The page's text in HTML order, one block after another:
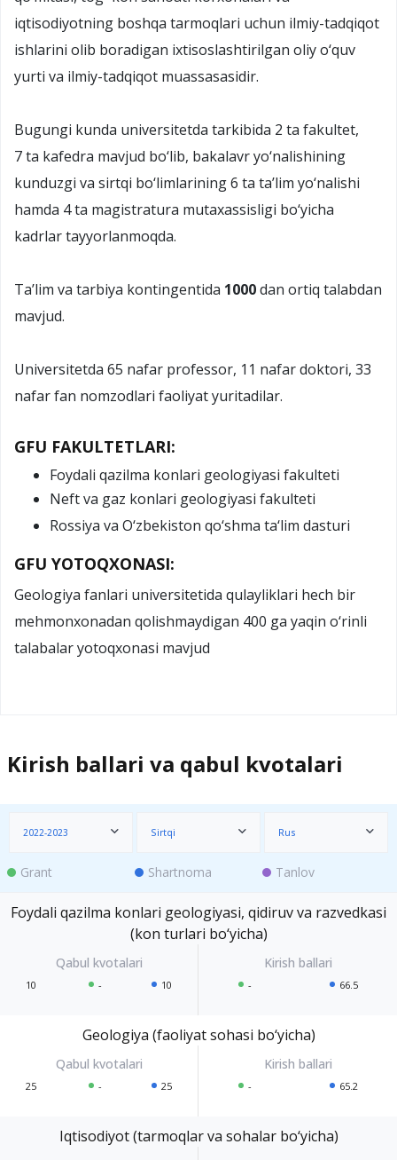
iqtisodiyotning boshqa tarmoqlari uchun ilmiy-tadqiqot
ishlarini olib boradigan ixtisoslashtirilgan oliy o‘quv
yurti va ilmiy-tadqiqot muassasasidir.
Bugungi kunda universitetda tarkibida 2 ta fakultet,
7 ta kafedra mavjud bo‘lib, bakalavr yo‘nalishining
kunduzgi va sirtqi bo‘limlarining 6 ta taʼlim yo‘nalishi
hamda 4 ta magistratura mutaxassisligi bo‘yicha
kadrlar tayyorlanmoqda.
Taʼlim va tarbiya kontingentida 1000dan ortiq talabdan
mavjud.
Universitetda 65 nafar professor, 11 nafar doktori, 33
nafar fan nomzodlari faoliyat yuritadilar.
GFU FAKULTETLARI:
Foydali qazilma konlari geologiyasi fakulteti
Neft va gaz konlari geologiyasi fakulteti
Rossiya va O‘zbekiston qo‘shma ta‘lim dasturi
GFU YOTOQXONASI:
Geologiya fanlari universitetida qulayliklari hech bir
mehmonxonadan qolishmaydigan 400 ga yaqin o‘rinli
talabalar yotoqxonasi mavjud
Kirish ballari va qabul kvotalari
2022-2023 Sirtqi Rus
Grant Shartnoma Tanlov
Foydali qazilma konlari geologiyasi, qidiruv va razvedkasi
(kon turlari bo‘yicha)
10 - 10 - 66.5
Geologiya (faoliyat sohasi bo‘yicha)
25 - 25 - 65.2
Iqtisodiyot (tarmoqlar va sohalar bo‘yicha)